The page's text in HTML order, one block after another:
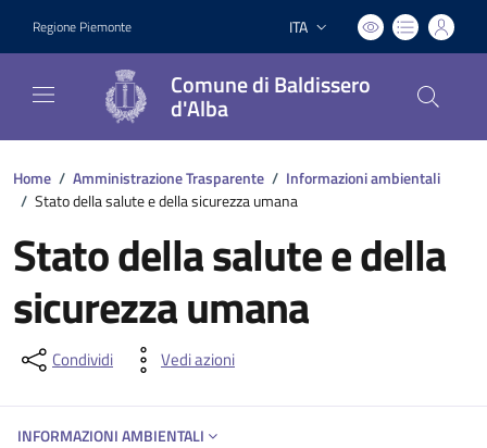
Regione Piemonte Lingua attiva:
ITA
Comune di Baldissero
d'Alba
Home / Amministrazione Trasparente / Informazioni ambientali
/ Stato della salute e della sicurezza umana
Stato della salute e della
sicurezza umana
Condividi Vedi azioni
INFORMAZIONI AMBIENTALI